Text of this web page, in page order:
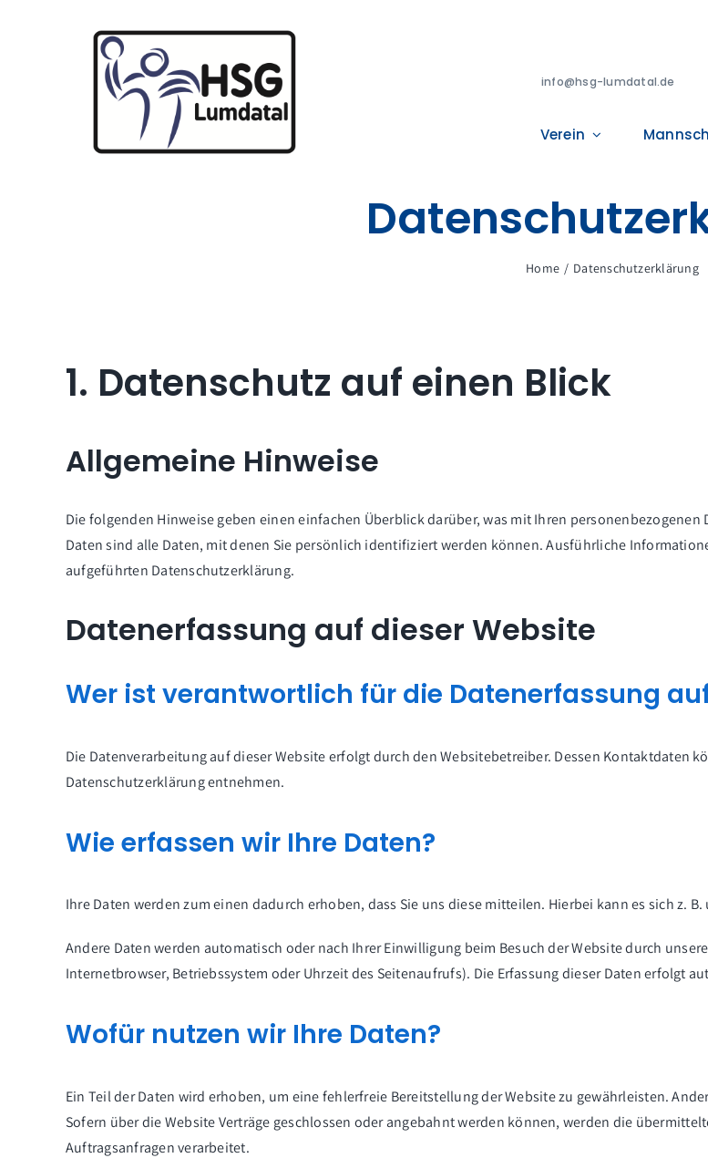
info@hsg-lumdatal.de
Verein
Home Datenschutzerklärung
1. Datenschutz auf einen Blick
Allgemeine Hinweise
Die folgenden Hinweise geben einen einfachen Überblick darüber, was mit Ihren
Daten sind alle Daten, mit denen Sie persönlich identifiziert werden können. Ausführliche
aufgeführten Datenschutzerklärung.
Datenerfassung auf dieser Website
Wer ist verantwortlich für die Datenerfassung
Die Datenverarbeitung auf dieser Website erfolgt durch den Websitebetreiber. Dessen Kontaktdaten
Datenschutzerklärung entnehmen.
Wie erfassen wir Ihre Daten?
Ihre Daten werden zum einen dadurch erhoben, dass Sie uns diese mitteilen. Hierbei kann es sich z.
Andere Daten werden automatisch oder nach Ihrer Einwilligung beim Besuch der Website durch
Internetbrowser, Betriebssystem oder Uhrzeit des Seitenaufrufs). Die Erfassung dieser Daten erfolgt
Wofür nutzen wir Ihre Daten?
Ein Teil der Daten wird erhoben, um eine fehlerfreie Bereitstellung der Website zu gewährleisten.
Sofern über die Website Verträge geschlossen oder angebahnt werden können, werden die
Auftragsanfragen verarbeitet.